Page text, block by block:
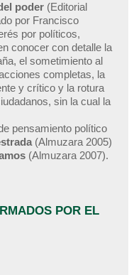
poder (Editorial
por Francisco
por políticos,
conocer con detalle la
el sometimiento al
completas, la
y crítico y la rotura
sin la cual la
pensamiento político
(Almuzara 2005)
(Almuzara 2007).
POR EL